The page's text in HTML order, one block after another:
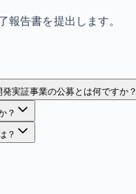
報告書を提出します。
実証事業の公募とは何ですか？
？
？